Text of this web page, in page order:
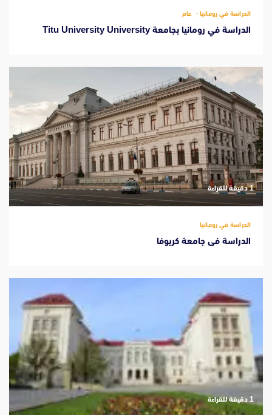
الدراسة في رومانيا عام
الدراسة في رومانيا بجامعة Titu University University
‫1 دقيقة للقراءة
الدراسة في رومانيا
الدراسة فى جامعة كريوفا
‫1 دقيقة للقراءة